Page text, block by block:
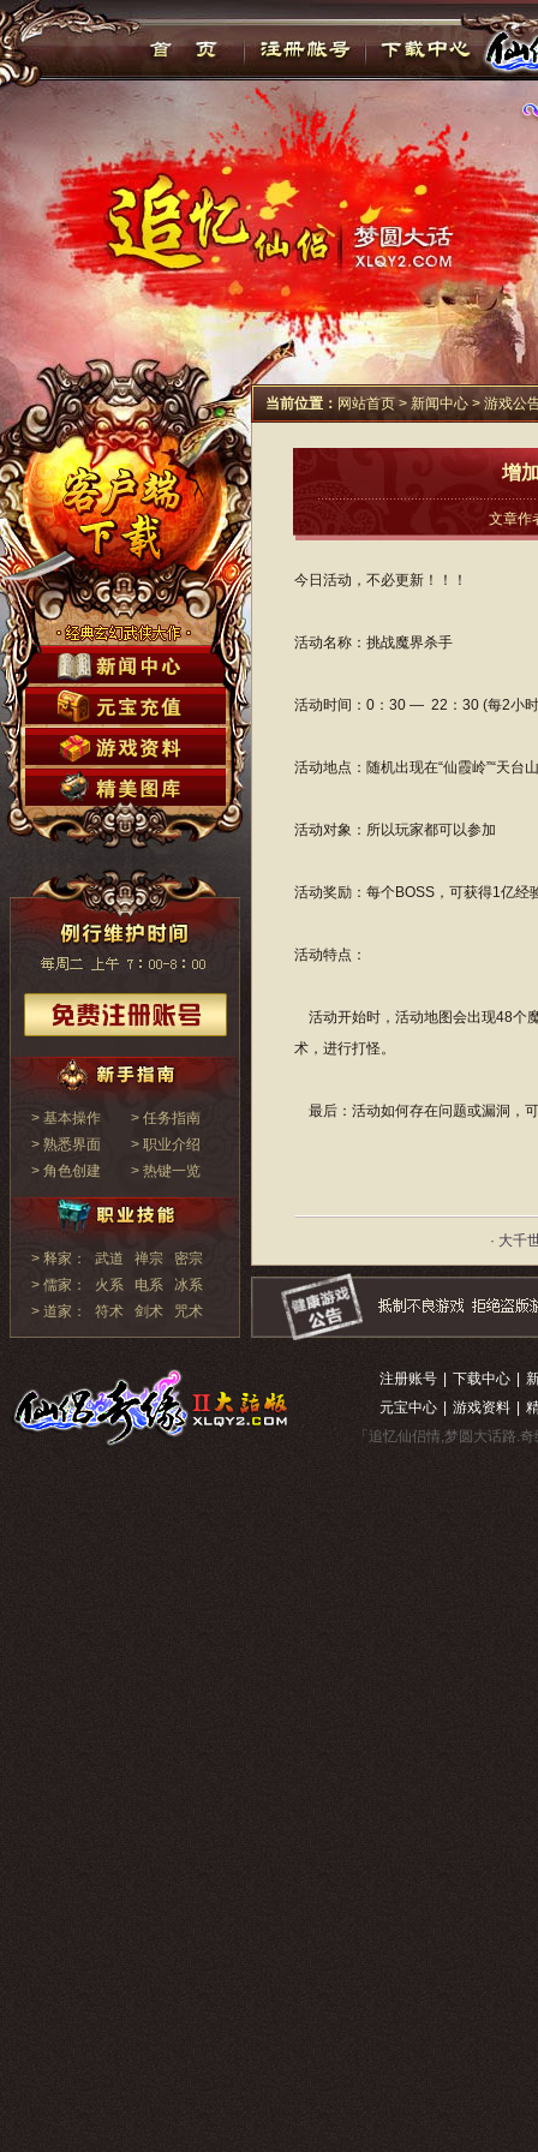
> 基本操作
> 任务指南
> 熟悉界面
> 职业介绍
> 角色创建
> 热键一览
> 释家： 武道 禅宗
密宗
> 儒家：
火系 电系
冰系
> 道家：
符术 剑术 咒术
当前位置： 网站首页> 新闻中心 > 游戏公
增
文章
今日活动，不必更新！！！
活动名称：挑战魔界杀手
活动时间：0：30 — 22：30 (每2小
活动地点：随机出现在“仙霞岭”“天台山
活动对象：所以玩家都可以参加
活动奖励：每个BOSS，可获得1亿经
活动特点：
活动开始时，活动地图会出现48个
术，进行打怪。
最后：活动如何存在问题或漏洞，
· 大千
注册账号 下载中心
元宝中心
游戏资料
「追忆仙侣情,梦圆大话路.